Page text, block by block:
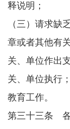
释说明；
（三）请求缺
章或者其他有
关、单位作出
关、单位执行
教育工作。
第三十三条 各